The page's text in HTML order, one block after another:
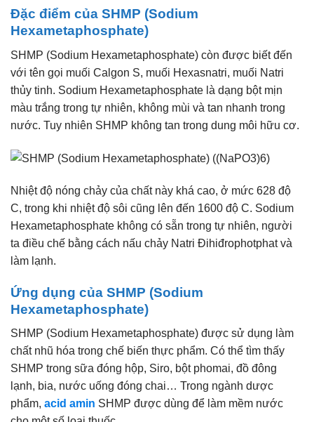
Đặc điểm của SHMP (Sodium
Hexametaphosphate)
SHMP (Sodium Hexametaphosphate) còn được biết đến
với tên gọi muối Calgon S, muối Hexasnatri, muối Natri
thủy tinh. Sodium Hexametaphosphate là dạng bột mịn
màu trắng trong tự nhiên, không mùi và tan nhanh trong
nước. Tuy nhiên SHMP không tan trong dung môi hữu cơ.
Nhiệt độ nóng chảy của chất này khá cao, ở mức 628 độ
C, trong khi nhiệt độ sôi cũng lên đến 1600 độ C. Sodium
Hexametaphosphate không có sẵn trong tự nhiên, người
ta điều chế bằng cách nấu chảy Natri Đihiđrophotphat và
làm lạnh.
Ứng dụng của SHMP (Sodium
Hexametaphosphate)
SHMP (Sodium Hexametaphosphate) được sử dụng làm
chất nhũ hóa trong chế biến thực phẩm. Có thể tìm thấy
SHMP trong sữa đóng hộp, Siro, bột phomai, đồ đông
lạnh, bia, nước uống đóng chai… Trong ngành dược
phẩm, acid amin SHMP được dùng để làm mềm nước